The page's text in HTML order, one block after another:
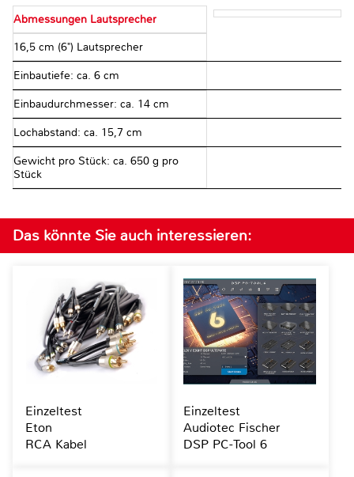
Abmessungen Lautsprecher
16,5 cm (6") Lautsprecher
Einbautiefe: ca. 6 cm
Einbaudurchmesser: ca. 14 cm
Lochabstand: ca. 15,7 cm
Gewicht pro Stück: ca. 650 g pro
Stück
Das könnte Sie auch interessieren:
Einzeltest
Eton
RCA Kabel
Einzeltest
Audiotec Fischer
DSP PC-Tool 6